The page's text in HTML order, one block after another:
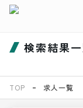
検索結果
TOP 求人一覧